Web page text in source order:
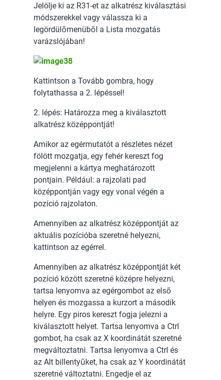
Jelölje ki az R31-et az alkatrész kiválasztási
módszerekkel vagy válassza ki a
legördülőmenüből a Lista mozgatás
varázslójában!
Kattintson a Tovább gombra, hogy
folytathassa a 2. lépéssel!
2. lépés: Határozza meg a kiválasztott
alkatrész középpontját!
Amikor az egérmutatót a részletes nézet
fölött mozgatja, egy fehér kereszt fog
megjelenni a kártya meghatározott
pontjain. Például: a rajzolati pad
középpontján vagy egy vonal végén a
pozíció rajzolaton.
Amennyiben az alkatrész középpontját az
aktuális pozícióba szeretné helyezni,
kattintson az egérrel.
Amennyiben az alkatrész középpontját két
pozíció között szeretné középre helyezni,
tartsa lenyomva az egérgombot az első
helyen és mozgassa a kurzort a második
helyre. Egy piros kereszt fogja jelezni a
kiválasztott helyet. Tartsa lenyomva a Ctrl
gombot, ha csak az X koordinátát szeretné
megváltoztatni. Tartsa lenyomva a Ctrl és
az Alt billentyűket, ha csak az Y koordinátát
szeretné változtatni. Engedje el az